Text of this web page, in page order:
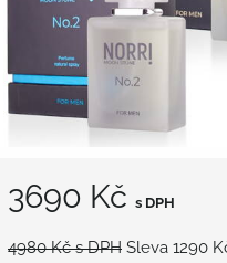
3690 Kčs DPH
4980 Kčs DPH Sleva 1290